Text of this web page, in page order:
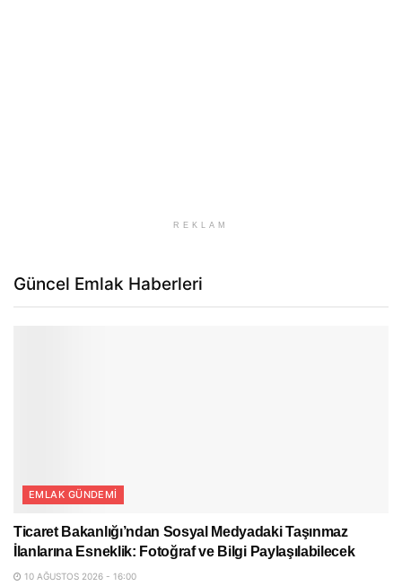
REKLAM
Güncel Emlak Haberleri
EMLAK GÜNDEMI
Ticaret Bakanlığı’ndan Sosyal Medyadaki Taşınmaz
İlanlarına Esneklik: Fotoğraf ve Bilgi Paylaşılabilecek
10 AĞUSTOS 2026 - 16:00